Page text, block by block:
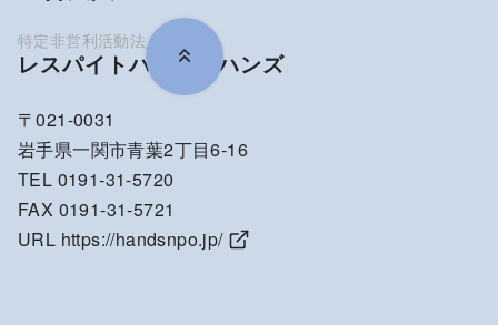
レスパイトハウス・ハンズ
〒021-0031
岩手県一関市青葉2丁目6-16
TEL 0191-31-5720
FAX 0191-31-5721
URL https://handsnpo.jp/